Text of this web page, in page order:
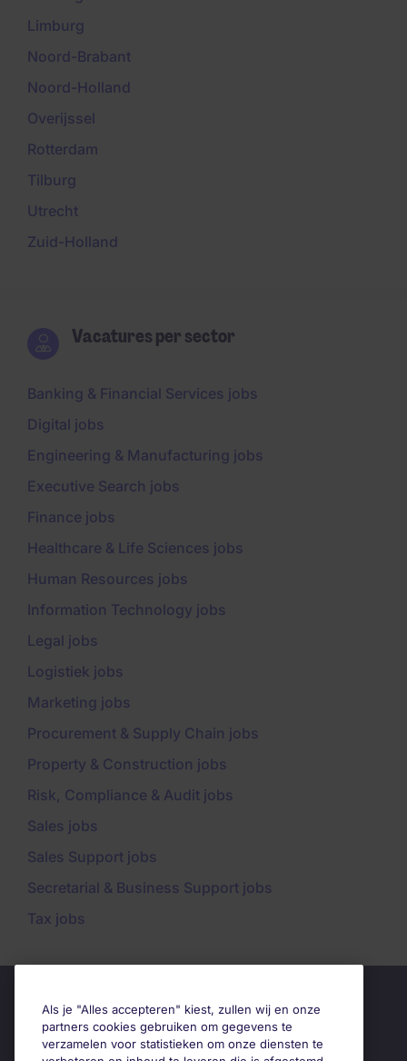
Limburg
Noord-Brabant
Noord-Holland
Overijssel
Rotterdam
Tilburg
Utrecht
Zuid-Holland
Vacatures per sector
Banking & Financial Services jobs
Digital jobs
Engineering & Manufacturing jobs
Executive Search jobs
Finance jobs
Healthcare & Life Sciences jobs
Human Resources jobs
Information Technology jobs
Legal jobs
Logistiek jobs
Marketing jobs
Procurement & Supply Chain jobs
Property & Construction jobs
Risk, Compliance & Audit jobs
Sales jobs
Sales Support jobs
Secretarial & Business Support jobs
Tax jobs
Als je "Alles accepteren" kiest, zullen wij en onze
partners cookies gebruiken om gegevens te
verzamelen voor statistieken om onze diensten te